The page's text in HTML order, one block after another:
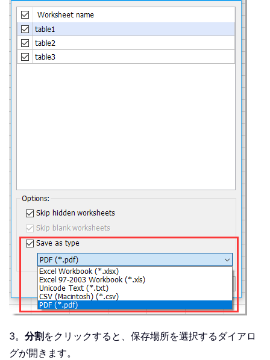
3。 分割 をクリックすると、保存場所を選択するダイアロ
グが開きます。